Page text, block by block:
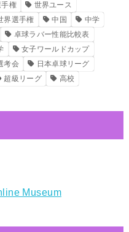
権
世界ユース
界選手権 中国
中学
卓球ラバー性能比較表
女子ワールドカップ
考会
日本卓球リーグ
超級リーグ 高校
Museum